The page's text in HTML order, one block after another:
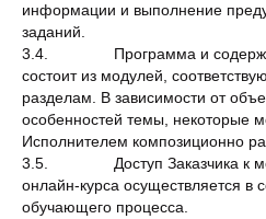
информации и выполнение
заданий.
3.4. Программа и
состоит из модулей,
разделам. В зависимости от
особенностей темы, некоторые
Исполнителем композиционно
3.5. Доступ Заказчика к
онлайн-курса осуществляется в
обучающего процесса.